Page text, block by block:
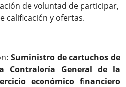
de voluntad de participar,
calificación y ofertas.
Suministro de cartuchos de
General de la
económico financiero